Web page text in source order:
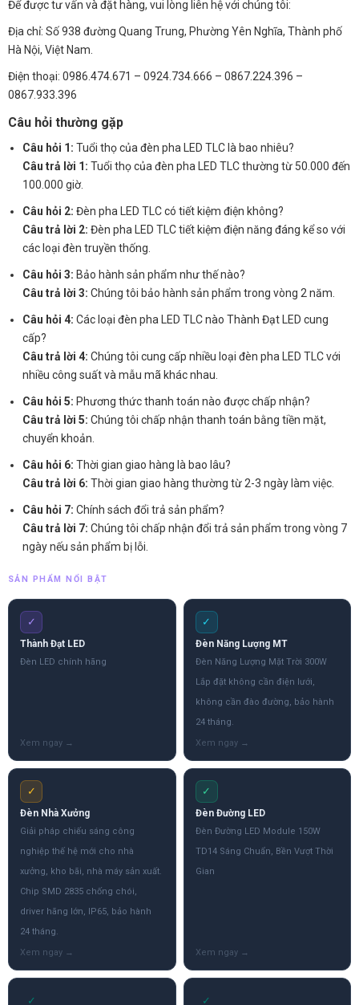
Để được tư vấn và đặt hàng, vui lòng liên hệ với chúng tôi:
Địa chỉ: Số 938 đường Quang Trung, Phường Yên Nghĩa, Thành phố
Hà Nội, Việt Nam.
Điện thoại: 0986.474.671 – 0924.734.666 – 0867.224.396 –
0867.933.396
Câu hỏi thường gặp
Câu hỏi 1: Tuổi thọ của đèn pha LED TLC là bao nhiêu?
Câu trả lời 1: Tuổi thọ của đèn pha LED TLC thường từ 50.000 đến
100.000 giờ.
Câu hỏi 2: Đèn pha LED TLC có tiết kiệm điện không?
Câu trả lời 2: Đèn pha LED TLC tiết kiệm điện năng đáng kể so với
các loại đèn truyền thống.
Câu hỏi 3: Bảo hành sản phẩm như thế nào?
Câu trả lời 3: Chúng tôi bảo hành sản phẩm trong vòng 2 năm.
Câu hỏi 4: Các loại đèn pha LED TLC nào Thành Đạt LED cung
cấp?
Câu trả lời 4: Chúng tôi cung cấp nhiều loại đèn pha LED TLC với
nhiều công suất và mẫu mã khác nhau.
Câu hỏi 5: Phương thức thanh toán nào được chấp nhận?
Câu trả lời 5: Chúng tôi chấp nhận thanh toán bằng tiền mặt,
chuyển khoản.
Câu hỏi 6: Thời gian giao hàng là bao lâu?
Câu trả lời 6: Thời gian giao hàng thường từ 2-3 ngày làm việc.
Câu hỏi 7: Chính sách đổi trả sản phẩm?
Câu trả lời 7: Chúng tôi chấp nhận đổi trả sản phẩm trong vòng 7
ngày nếu sản phẩm bị lỗi.
SẢN PHẨM NỔI BẬT
✓
Thành Đạt LED
Đèn LED chính hãng
✓
Đèn Năng Lượng MT
Đèn Năng Lượng Mặt Trời 300W
Lắp đặt không cần điện lưới,
không cần đào đường, bảo hành
24 tháng.
✓
Đèn Nhà Xưởng
Giải pháp chiếu sáng công
nghiệp thế hệ mới cho nhà
xưởng, kho bãi, nhà máy sản xuất.
Chip SMD 2835 chống chói,
driver hãng lớn, IP65, bảo hành
24 tháng.
✓
Đèn Đường LED
Đèn Đường LED Module 150W
TD14 Sáng Chuẩn, Bền Vượt Thời
Gian
✓ ✓